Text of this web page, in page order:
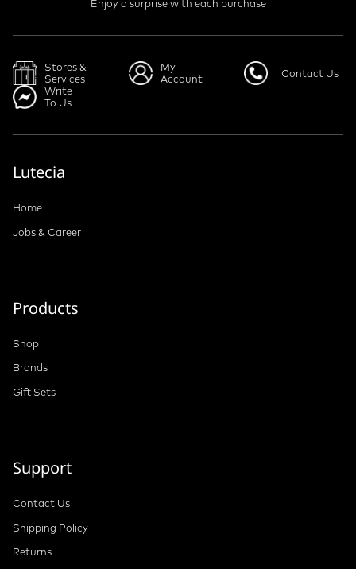
Enjoy a surprise with each purchase
Stores &
Services
My
Account
Contact Us
Write
To Us
Lutecia
Home
Jobs & Career
Products
Shop
Brands
Gift Sets
Support
Contact Us
Shipping Policy
Returns